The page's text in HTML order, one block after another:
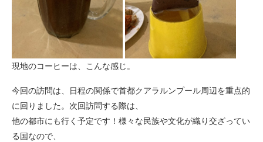
現地のコーヒーは、こんな感じ。
今回の訪問は、日程の関係で首都クアラルンプール周辺を重点的
に回りました。次回訪問する際は、
他の都市にも行く予定です！様々な民族や文化が織り交ざってい
る国なので、